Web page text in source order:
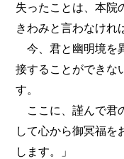
失ったことは、本院
きわみと言わなけれ
今、君と幽明境を
接することができな
す。
ここに、謹んで君
して心から御冥福を
します。」